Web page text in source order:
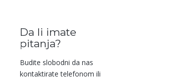
Da li imate
pitanja?
Budite slobodni da nas
kontaktirate telefonom ili